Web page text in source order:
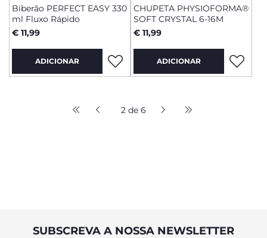
Biberão PERFECT EASY 330
ml Fluxo Rápido
€ 11,99
ADICIONAR
CHUPETA PHYSIOFORMA®
SOFT CRYSTAL 6-16M
€ 11,99
ADICIONAR
2 de 6
SUBSCREVA A NOSSA NEWSLETTER